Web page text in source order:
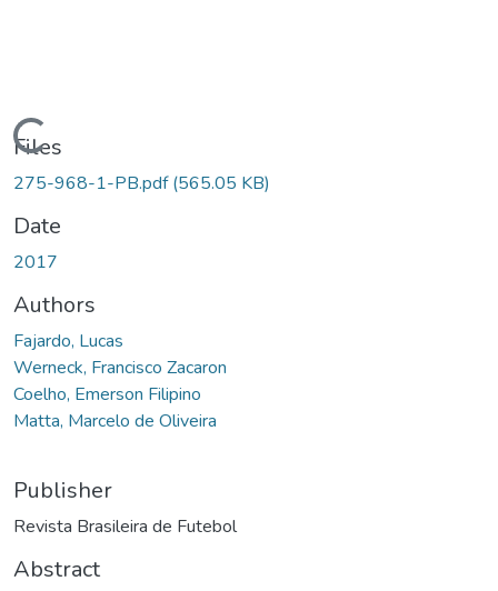
Files
275-968-1-PB.pdf(565.05 KB)
Date
2017
Authors
Fajardo, Lucas
Werneck, Francisco Zacaron
Coelho, Emerson Filipino
Matta, Marcelo de Oliveira
Publisher
Revista Brasileira de Futebol
Abstract